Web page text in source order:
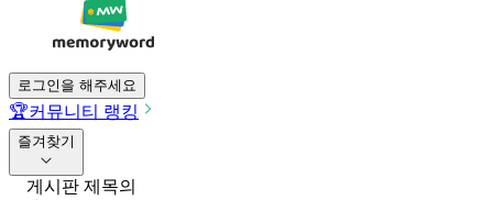
로그인을 해주세요
🏆커뮤니티 랭킹
즐겨찾기
게시판 제목의